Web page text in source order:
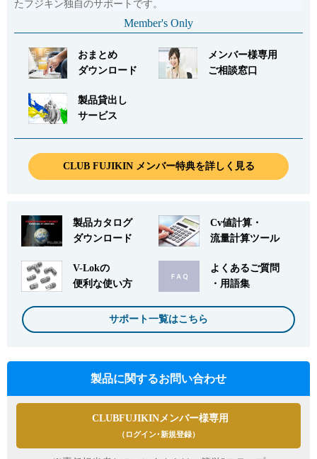
たフジキン独自のサポートです。
Member's Only
おまとめ
ダウンロード
メンバー様専用
ご相談窓口
製品貸出し
サービス
CLUB FUJIKIN メンバー特典を詳しく見る
製品カタログ
ダウンロード
Cv値計算・
流量計算ツール
V-Lokの
便利な使い方
よくあるご質問
・用語集
サポート一覧はこちら
製品に関するお問い合わせ
CLUBFUJIKINメンバー様専用
（ログイン･新規登録）